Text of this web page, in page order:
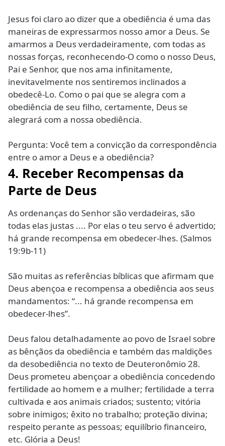
Jesus foi claro ao dizer que a obediência é uma das
maneiras de expressarmos nosso amor a Deus. Se
amarmos a Deus verdadeiramente, com todas as
nossas forças, reconhecendo-O como o nosso Deus,
Pai e Senhor, que nos ama infinitamente,
inevitavelmente nos sentiremos inclinados a
obedecê-Lo. Como o pai que se alegra com a
obediência de seu filho, certamente, Deus se
alegrará com a nossa obediência.
Pergunta: Você tem a convicção da correspondência
entre o amor a Deus e a obediência?
4. Receber Recompensas da
Parte de Deus
As ordenanças do Senhor são verdadeiras, são
todas elas justas .... Por elas o teu servo é advertido;
há grande recompensa em obedecer-lhes. (Salmos
19:9b-11)
São muitas as referências bíblicas que afirmam que
Deus abençoa e recompensa a obediência aos seus
mandamentos: “... há grande recompensa em
obedecer-lhes”.
Deus falou detalhadamente ao povo de Israel sobre
as bênçãos da obediência e também das maldições
da desobediência no texto de Deuteronômio 28.
Deus prometeu abençoar a obediência concedendo
fertilidade ao homem e a mulher; fertilidade a terra
cultivada e aos animais criados; sustento; vitória
sobre inimigos; êxito no trabalho; proteção divina;
respeito perante as pessoas; equilíbrio financeiro,
etc. Glória a Deus!